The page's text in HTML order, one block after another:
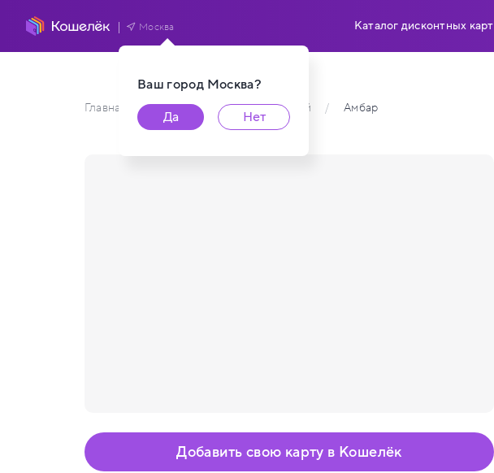
Ваш город Москва?
Да
Нет
Москва Каталог дисконтных карт
Главная / Каталог карт пользователей / Амбар
Добавить свою карту в Кошелёк